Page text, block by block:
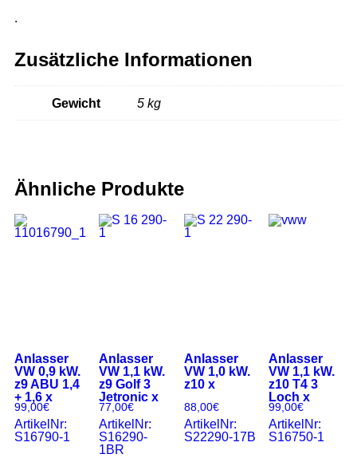
.
Zusätzliche Informationen
Gewicht 5 kg
Ähnliche Produkte
Anlasser
VW 0,9 kW.
z9 ABU 1,4
+ 1,6 x
99,00€
ArtikelNr:
S16790-1
Anlasser
VW 1,1 kW.
z9 Golf 3
Jetronic x
77,00€
ArtikelNr:
S16290-
1BR
Anlasser
VW 1,0 kW.
z10 x
88,00€
ArtikelNr:
S22290-17B
Anlasser
VW 1,1 kW.
z10 T4 3
Loch x
99,00€
ArtikelNr:
S16750-1